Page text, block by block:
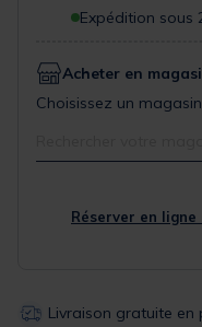
Expédition sous
Acheter en
Choisissez un
Réserver en
Livraison gratuite